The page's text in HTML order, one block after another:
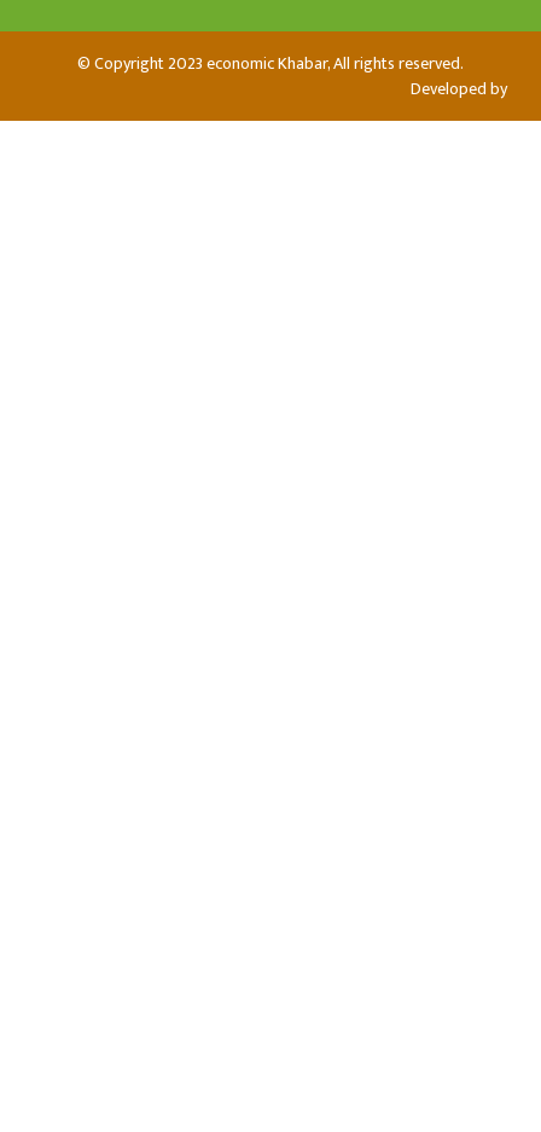
© Copyright 2023 economic Khabar, All rights reserved.
Developed by